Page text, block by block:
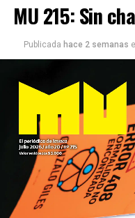
MU 215: Sin
Publicada hace 2 semanas el